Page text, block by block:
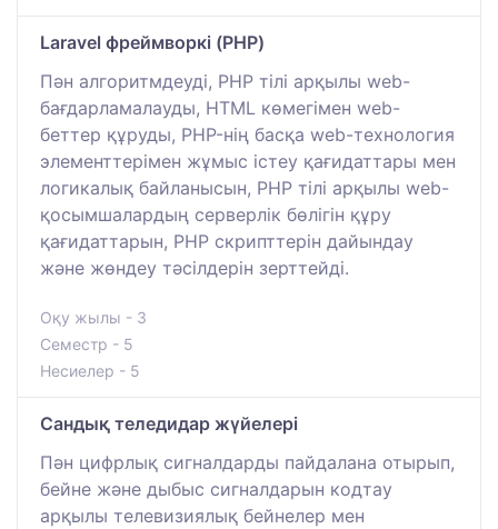
Laravel фреймворкі (PHP)
Пән алгоритмдеуді, PHP тілі арқылы web-
бағдарламалауды, HTML көмегімен web-
беттер құруды, PHP-нің басқа web-технология
элементтерімен жұмыс істеу қағидаттары мен
логикалық байланысын, PHP тілі арқылы web-
қосымшалардың серверлік бөлігін құру
қағидаттарын, PHP скрипттерін дайындау
және жөндеу тәсілдерін зерттейді.
Оқу жылы - 3
Семестр - 5
Несиелер - 5
Сандық теледидар жүйелері
Пән цифрлық сигналдарды пайдалана отырып,
бейне және дыбыс сигналдарын кодтау
арқылы телевизиялық бейнелер мен